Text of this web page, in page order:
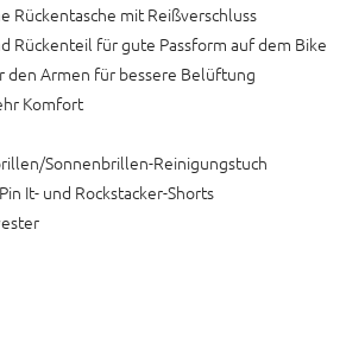
Rückentasche mit Reißverschluss
Rückenteil für gute Passform auf dem Bike
den Armen für bessere Belüftung
Komfort
Sonnenbrillen-Reinigungstuch
It- und Rockstacker-Shorts